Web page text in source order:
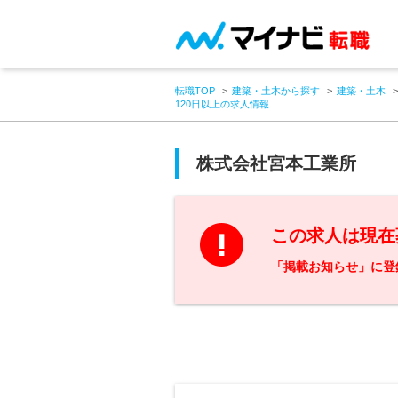
転職TOP 建築・土木から探す
建築・土木
120日以上の求人情報
株式会社宮本工業所
この求人は現
「掲載お知らせ」に